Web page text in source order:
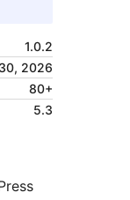
1.0.2
2026
80+
5.3